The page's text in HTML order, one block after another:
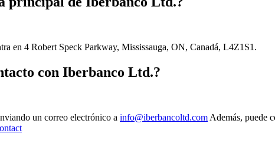
en 4 Robert Speck Parkway, Mississauga, ON, Canadá, L4Z1S1.
con Iberbanco Ltd.?
un correo electrónico a info@iberbancoltd.com Además, puede